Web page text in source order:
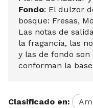
Fondo: El dulzor
bosque: Fresas,
Las notas de
la fragancia, las
y las de fondo
conforman la
Clasificado en: